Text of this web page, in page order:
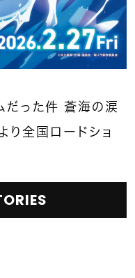
だった件 蒼海の涙
り全国ロードショ